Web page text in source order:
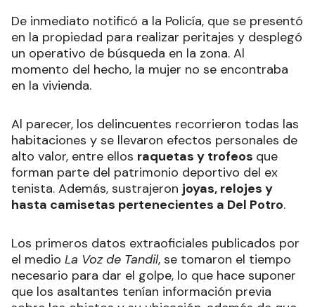
De inmediato notificó a la Policía, que se presentó
en la propiedad para realizar peritajes y desplegó
un operativo de búsqueda en la zona. Al
momento del hecho, la mujer no se encontraba
en la vivienda.
Al parecer, los delincuentes recorrieron todas las
habitaciones y se llevaron efectos personales de
alto valor, entre ellos raquetas y trofeos que
forman parte del patrimonio deportivo del ex
tenista. Además, sustrajeron joyas, relojes y
hasta camisetas pertenecientes a Del Potro.
Los primeros datos extraoficiales publicados por
el medio La Voz de Tandil, se tomaron el tiempo
necesario para dar el golpe, lo que hace suponer
que los asaltantes tenían información previa